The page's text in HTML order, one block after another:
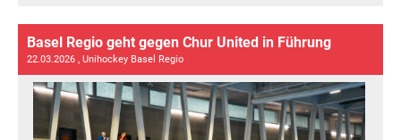
Basel Regio geht gegen Chur United in Führung
22.03.2026 , Unihockey Basel Regio